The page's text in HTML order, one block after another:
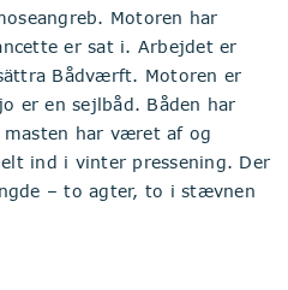
Motoren har
er sat i. Arbejdet er
Bådværft. Motoren er
er en sejlbåd. Båden har
har været af og
ind i vinter pressening. Der
– to agter, to i stævnen